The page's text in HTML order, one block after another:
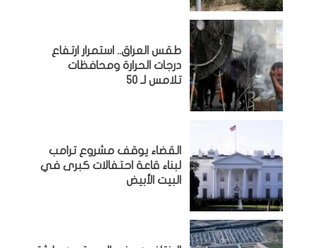
طقس العراق.. استمرار ارتفاع
درجات الحرارة ومحافظات
تلامس لـ 50
القضاء يوقف مشروع ترامب
لبناء قاعة احتفالات كبرى في
البيت الأبيض